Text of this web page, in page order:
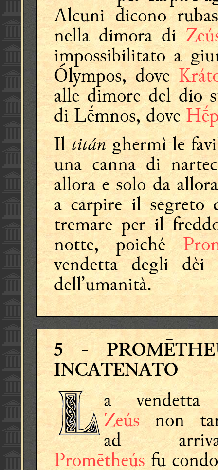
Alcuni dicono
nella dimora di
impossibilitato a
Ólympos, dove
alle dimore del dio
di Lḗmnos, dove
Iltitánghermì le
una canna di
allora e solo da
a carpire il segreto
tremare per il
notte, poiché
vendetta degli dèi
dell’umanità.
5 -
INCATENATO
a
Zeúsnon
ad
Promētheúsfu